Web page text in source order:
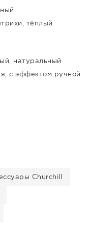
тёплый
натуральный
с эффектом ручной
Churchill